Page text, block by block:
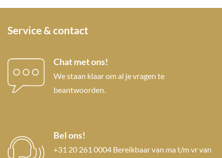
Service & contact
Chat met ons!
We staan klaar om al je vragen te
beantwoorden.
Bel ons!
+31 20 261 0004 Bereikbaar van ma t/m vr van